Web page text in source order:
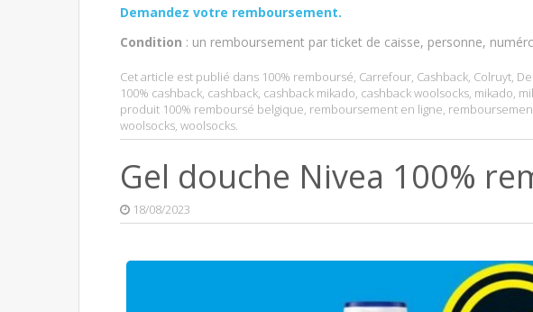
Demandez votre remboursement.
Condition : un remboursement par ticket de caisse, personne,
Cet article est publié dans 100% remboursé, Carrefour, Cashback, Colruyt,
100% cashback, cashback, cashback mikado, cashback woolsocks, mikado,
produit 100% remboursé belgique, remboursement en ligne,
woolsocks, woolsocks.
Gel douche Nivea 100%
18/08/2023